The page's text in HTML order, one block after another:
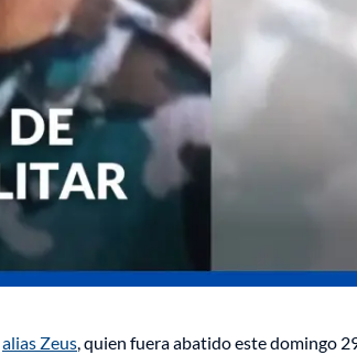
alias Zeus, quien fuera abatido este domingo